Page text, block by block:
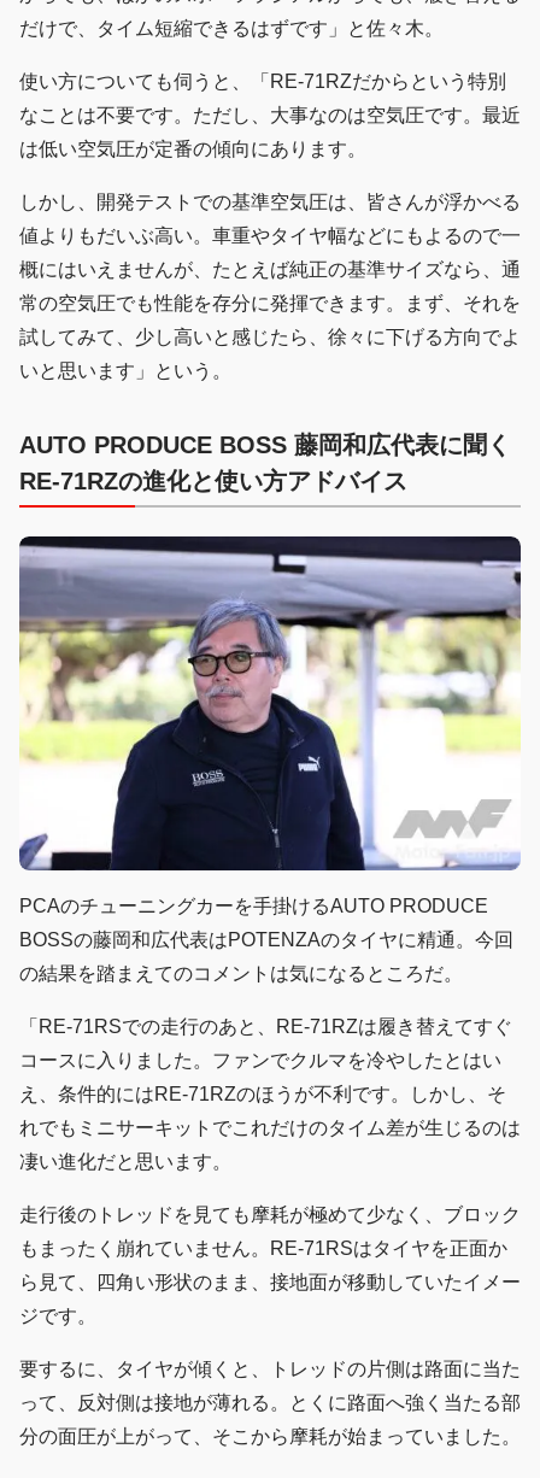
だけで、タイム短縮できるはずです」と佐々木。
使い方についても伺うと、「RE-71RZだからという特別
なことは不要です。ただし、大事なのは空気圧です。最近
は低い空気圧が定番の傾向にあります。
しかし、開発テストでの基準空気圧は、皆さんが浮かべる
値よりもだいぶ高い。車重やタイヤ幅などにもよるので一
概にはいえませんが、たとえば純正の基準サイズなら、通
常の空気圧でも性能を存分に発揮できます。まず、それを
試してみて、少し高いと感じたら、徐々に下げる方向でよ
いと思います」という。
AUTO PRODUCE BOSS 藤岡和広代表に聞く
RE-71RZの進化と使い方アドバイス
PCAのチューニングカーを手掛けるAUTO PRODUCE
BOSSの藤岡和広代表はPOTENZAのタイヤに精通。今回
の結果を踏まえてのコメントは気になるところだ。
「RE-71RSでの走行のあと、RE-71RZは履き替えてすぐ
コースに入りました。ファンでクルマを冷やしたとはい
え、条件的にはRE-71RZのほうが不利です。しかし、そ
れでもミニサーキットでこれだけのタイム差が生じるのは
凄い進化だと思います。
走行後のトレッドを見ても摩耗が極めて少なく、ブロック
もまったく崩れていません。RE-71RSはタイヤを正面か
ら見て、四角い形状のまま、接地面が移動していたイメー
ジです。
要するに、タイヤが傾くと、トレッドの片側は路面に当た
って、反対側は接地が薄れる。とくに路面へ強く当たる部
分の面圧が上がって、そこから摩耗が始まっていました。